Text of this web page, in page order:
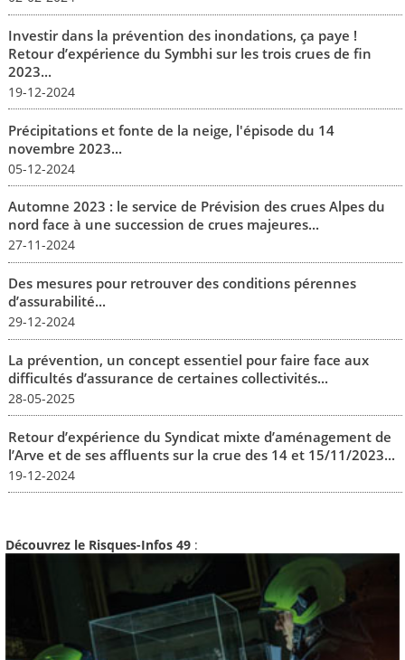
Investir dans la prévention des inondations, ça paye !
Retour d’expérience du Symbhi sur les trois crues de fin
2023...
19-12-2024
Précipitations et fonte de la neige, l'épisode du 14
novembre 2023...
05-12-2024
Automne 2023 : le service de Prévision des crues Alpes du
nord face à une succession de crues majeures...
27-11-2024
Des mesures pour retrouver des conditions pérennes
d’assurabilité...
29-12-2024
La prévention, un concept essentiel pour faire face aux
difficultés d’assurance de certaines collectivités...
28-05-2025
Retour d’expérience du Syndicat mixte d’aménagement de
l’Arve et de ses affluents sur la crue des 14 et 15/11/2023...
19-12-2024
Découvrez le Risques-Infos 49 :